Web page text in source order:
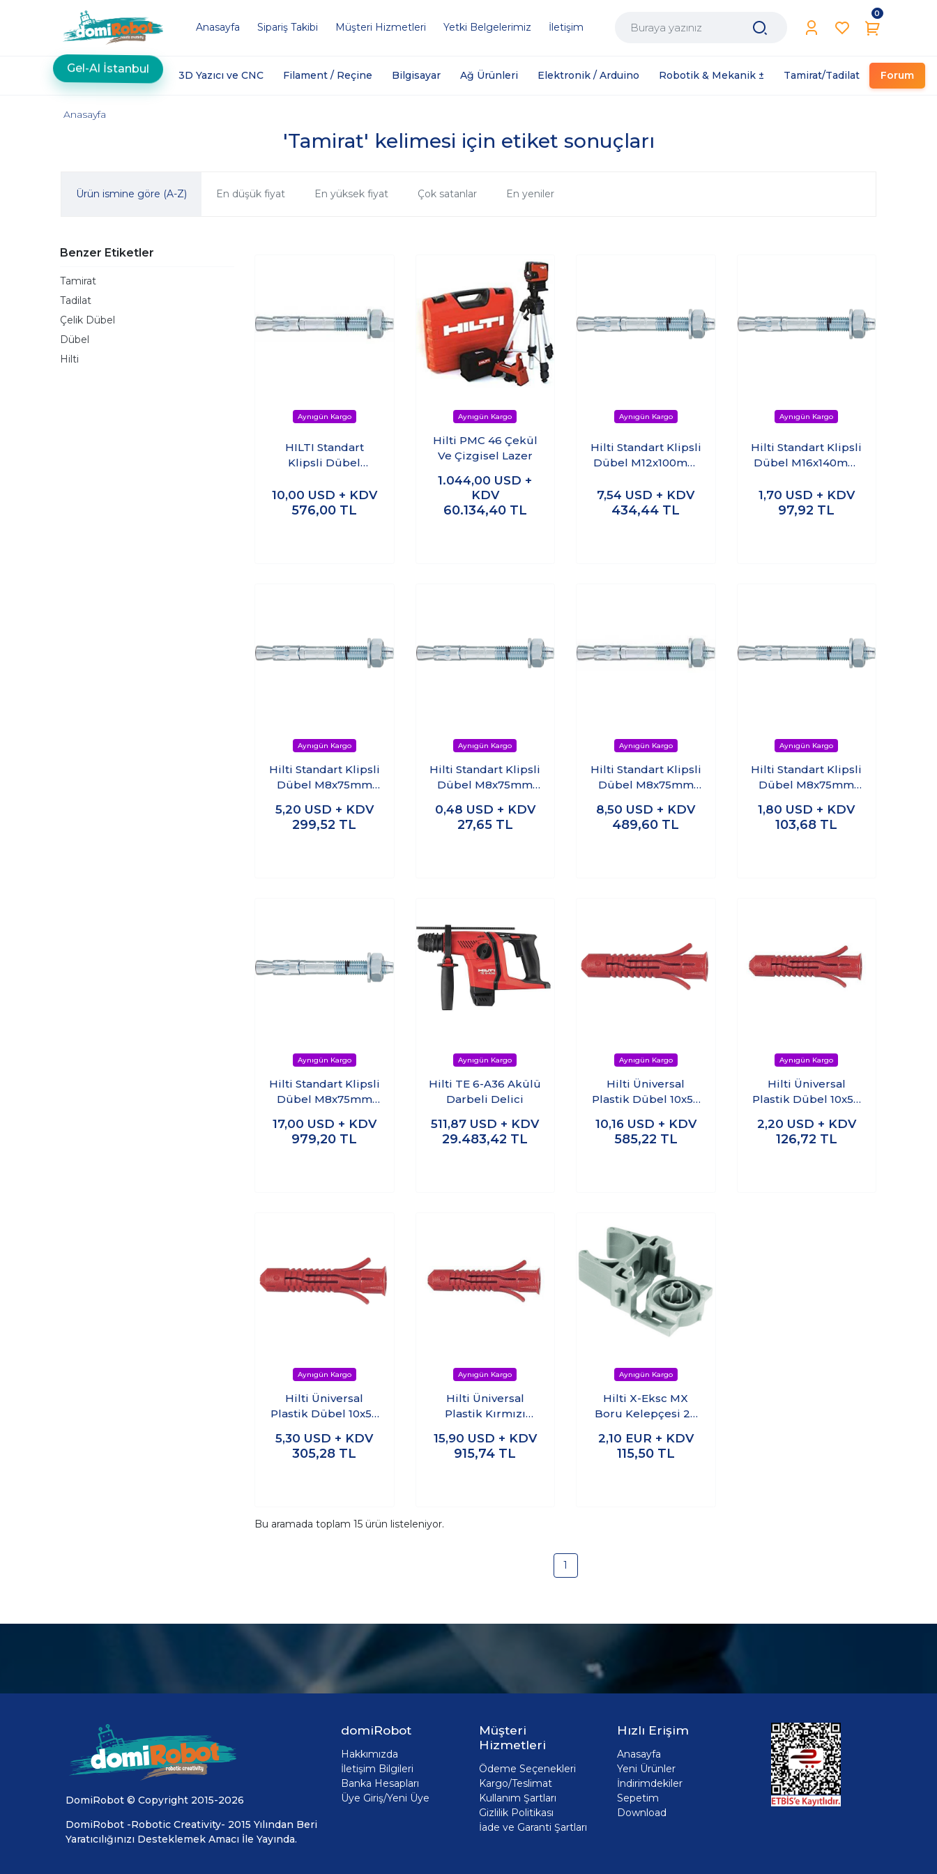
Anasayfa Sipariş Takibi Müşteri Hizmetleri Yetki Belgelerimiz İletişim
0
Gel-Al İstanbul 3D Yazıcı ve CNC Filament / Reçine Bilgisayar Ağ Ürünleri Elektronik / Arduino Robotik & Mekanik ± Tamirat/Tadilat Forum
'Tamirat' kelimesi için etiket sonuçları
Anasayfa
Ürün ismine göre (A-Z) En düşük fiyat En yüksek fiyat Çok satanlar En yeniler
Benzer Etiketler
Tamirat
Tadilat
Çelik Dübel
Dübel
Hilti
HILTI Standart
Klipsli Dübel
Dübel) (25adet)
10,00 USD + KDV
576,00 TL
Hilti PMC 46 Çekül
Ve Çizgisel Lazer
1.044,00 USD +
KDV
60.134,40 TL
Hilti Standart Klipsli
Dübel M12x100mm
(10adet)
7,54 USD + KDV
434,44 TL
Hilti Standart Klipsli
Dübel M16x140mm
1,70 USD + KDV
97,92 TL
Hilti Standart Klipsli
Dübel M8x75mm
(12adet)
5,20 USD + KDV
299,52 TL
Hilti Standart Klipsli
Dübel M8x75mm
0,48 USD + KDV
27,65 TL
Hilti Standart Klipsli
Dübel M8x75mm
(25adet)
8,50 USD + KDV
489,60 TL
Hilti Standart Klipsli
Dübel M8x75mm
(4adet)
1,80 USD + KDV
103,68 TL
Hilti Standart Klipsli
Dübel M8x75mm
(50adet)
17,00 USD + KDV
979,20 TL
Hilti TE 6-A36 Akülü
Darbeli Delici
511,87 USD + KDV
29.483,42 TL
Hilti Üniversal
Plastik Dübel 10x50
10,16 USD + KDV
585,22 TL
Hilti Üniversal
Plastik Dübel 10x50
2,20 USD + KDV
126,72 TL
Hilti Üniversal
Plastik Dübel 10x50
5,30 USD + KDV
305,28 TL
Hilti Üniversal
Plastik Kırmızı
Adet
15,90 USD + KDV
915,74 TL
Hilti X-Eksc MX
Boru Kelepçesi 20
2,10 EUR + KDV
115,50 TL
Bu aramada toplam 15 ürün listeleniyor.
1
DomiRobot © Copyright 2015-2026
DomiRobot -Robotic Creativity- 2015 Yılından Beri
Yaratıcılığınızı Desteklemek Amacı İle Yayında.
domiRobot
Hakkımızda
İletişim Bilgileri
Banka Hesapları
Üye Giriş/Yeni Üye
Müşteri
Hizmetleri
Ödeme Seçenekleri
Kargo/Teslimat
Kullanım Şartları
Gizlilik Politikası
İade ve Garanti Şartları
Hızlı Erişim
Anasayfa
Yeni Ürünler
İndirimdekiler
Sepetim
Download